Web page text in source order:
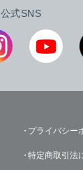
公式SNS
プライバシー
特定商取引法